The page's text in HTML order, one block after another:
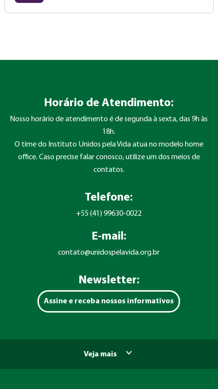
Horário de Atendimento:
Nosso horário de atendimento é de segunda à sexta, das 9h às
18h.
O time do Instituto Unidos pela Vida atua no modelo home
office. Caso precise falar conosco, utilize um dos meios de
contatos.
Telefone:
+55 (41) 99630-0022
E-mail:
contato@unidospelavida.org.br
Newsletter:
Assine e receba nossos informativos
Veja mais